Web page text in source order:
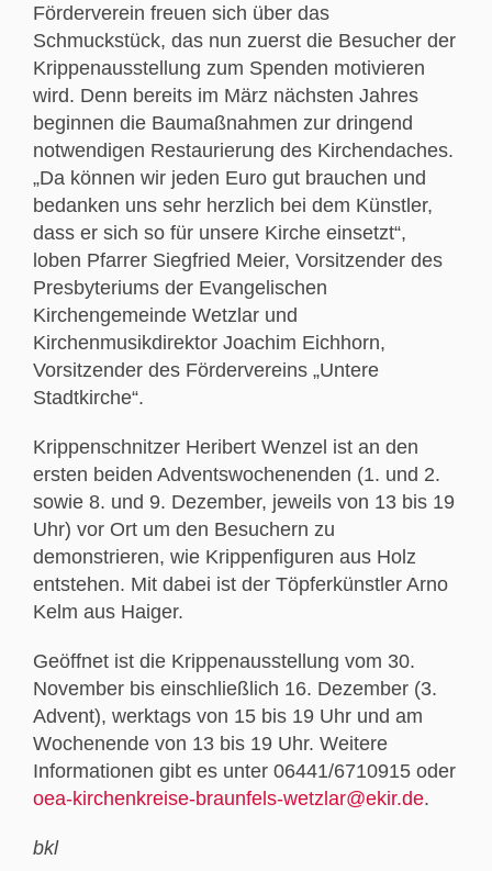
Förderverein freuen sich über das
Schmuckstück, das nun zuerst die Besucher der
Krippenausstellung zum Spenden motivieren
wird. Denn bereits im März nächsten Jahres
beginnen die Baumaßnahmen zur dringend
notwendigen Restaurierung des Kirchendaches.
„Da können wir jeden Euro gut brauchen und
bedanken uns sehr herzlich bei dem Künstler,
dass er sich so für unsere Kirche einsetzt“,
loben Pfarrer Siegfried Meier, Vorsitzender des
Presbyteriums der Evangelischen
Kirchengemeinde Wetzlar und
Kirchenmusikdirektor Joachim Eichhorn,
Vorsitzender des Fördervereins „Untere
Stadtkirche“.
Krippenschnitzer Heribert Wenzel ist an den
ersten beiden Adventswochenenden (1. und 2.
sowie 8. und 9. Dezember, jeweils von 13 bis 19
Uhr) vor Ort um den Besuchern zu
demonstrieren, wie Krippenfiguren aus Holz
entstehen. Mit dabei ist der Töpferkünstler Arno
Kelm aus Haiger.
Geöffnet ist die Krippenausstellung vom 30.
November bis einschließlich 16. Dezember (3.
Advent), werktags von 15 bis 19 Uhr und am
Wochenende von 13 bis 19 Uhr. Weitere
Informationen gibt es unter 06441/6710915 oder
oea-kirchenkreise-braunfels-wetzlar@ekir.de.
bkl